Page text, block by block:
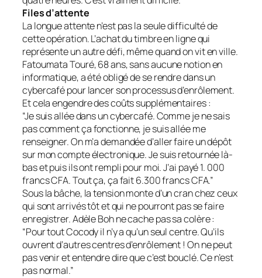
Files d’attente
La longue attente n’est pas la seule difficulté de
cette opération. L’achat du timbre en ligne qui
représente un autre défi, même quand on vit en ville.
Fatoumata Touré, 68 ans, sans aucune notion en
informatique, a été obligé de se rendre dans un
cybercafé pour lancer son processus d’enrôlement.
Et cela engendre des coûts supplémentaires :
“Je suis allée dans un cybercafé. Comme je ne sais
pas comment ça fonctionne, je suis allée me
renseigner. On m’a demandée d’aller faire un dépôt
sur mon compte électronique. Je suis retournée là-
bas et puis ils ont rempli pour moi. J’ai payé 1. 000
francs CFA. Tout ça, ça fait 6.300 francs CFA.”
Sous la bâche, la tension monte d’un cran chez ceux
qui sont arrivés tôt et qui ne pourront pas se faire
enregistrer. Adèle Boh ne cache pas sa colère :
“Pour tout Cocody il n’y a qu’un seul centre. Qu’ils
ouvrent d’autres centres d’enrôlement ! On ne peut
pas venir et entendre dire que c’est bouclé. Ce n’est
pas normal.”